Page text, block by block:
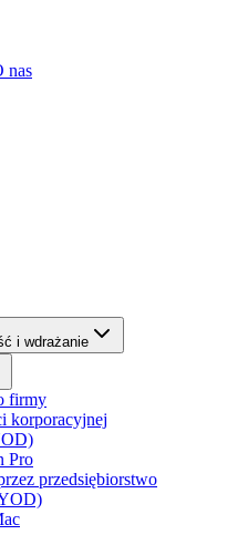
nas
i wdrażanie
firmy
korporacyjnej
Pro
przedsiębiorstwo